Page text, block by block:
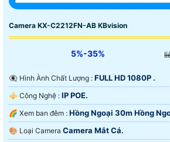
Camera KX-C2212FN-AB KBvision
5%-35%
👁️‍🗨 Hình Ành Chất Lượng : FULL HD 1080P .
⚜️ Công Nghệ : IP POE.
🌈 Xem ban đêm : Hồng Ngoại 30m Hồng
🎨 Loại Camera Camera Mắt Cá.